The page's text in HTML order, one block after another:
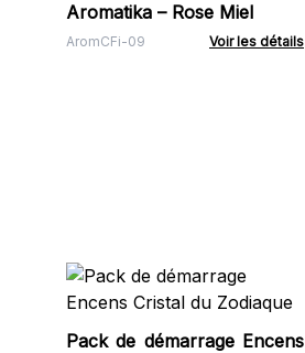
Aromatika – Rose Miel
AromCFi-09 Voir les détails
Pack de démarrage Encens